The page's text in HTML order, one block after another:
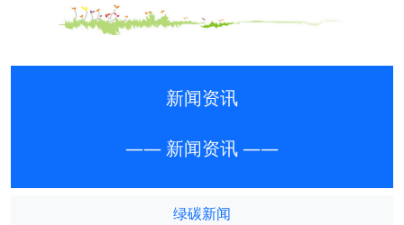
新闻资讯
—— 新闻资讯 ——
绿碳新闻